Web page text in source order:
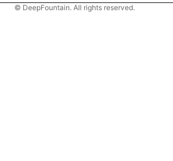
© DeepFountain. All rights reserved.